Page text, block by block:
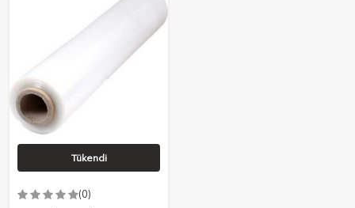
Tükendi
(0)